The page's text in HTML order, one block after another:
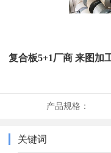
复合板5+1厂商 来图加
产品规格：
关键词